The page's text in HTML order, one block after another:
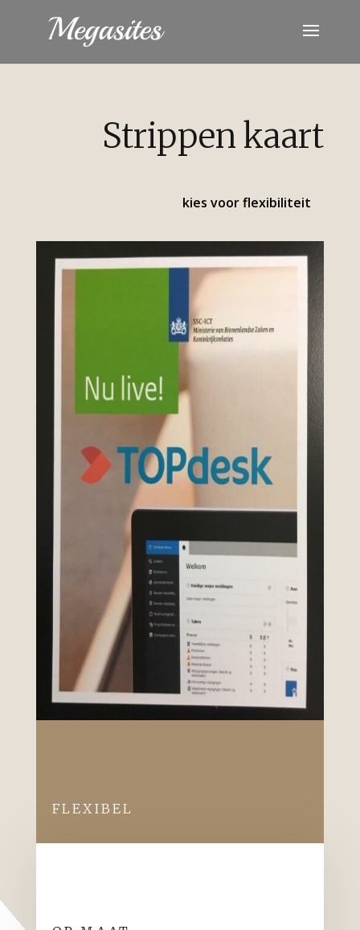
Strippen kaart
kies voor flexibiliteit
FLEXIBEL